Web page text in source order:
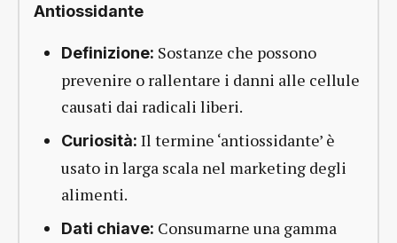
Antiossidante
Definizione: Sostanze che possono
prevenire o rallentare i danni alle cellule
causati dai radicali liberi.
Curiosità: Il termine ‘antiossidante’ è
usato in larga scala nel marketing degli
alimenti.
Dati chiave: Consumarne una gamma